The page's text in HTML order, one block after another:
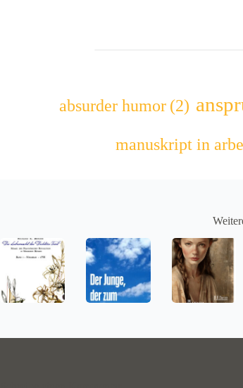
absurder humor (2)
manuskript in